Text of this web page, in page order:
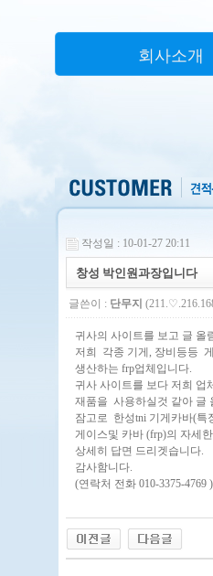
회사소개
작성일 : 10-01-27 20:11
창성 박인원과장입니다
글쓴이 : 단무지
귀사의 사이트를 보고 글 올
저희 각종 기게, 장비등등
생산하는 frp업체입니다.
귀사 사이트를 보다 저희 업
재품을 사용하실것 같아 글
잠고로 한성tni 기게카바(특
게이스및 카바 (frp)의 자세
상세히 답면 드리겟습니다.
감사함니다.
(연락처 전화 010-3375-4769 )